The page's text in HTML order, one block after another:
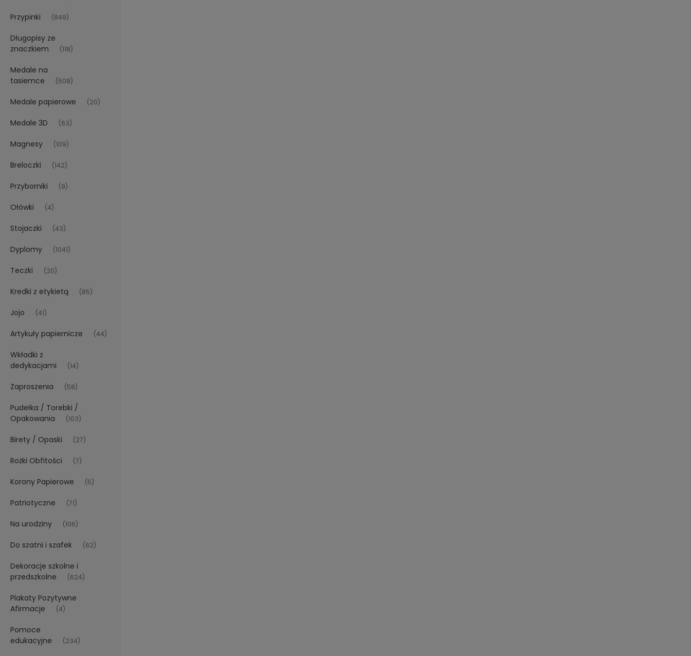
Przypinki (849)
Długopisy ze
znaczkiem
(118)
Medale na
tasiemce
(508)
Medale papierowe (20)
Medale 3D (63)
Magnesy (109)
Breloczki (142)
Przyborniki (9)
Ołówki (4)
Stojaczki (43)
Dyplomy (1041)
Teczki (20)
Kredki z etykietą (85)
Jojo (41)
Artykuły papiernicze (44)
Wkładki z
dedykacjami
(14)
Zaproszenia (58)
Pudełka / Torebki /
Opakowania
(103)
Birety / Opaski (27)
Rożki Obfitości (7)
Korony Papierowe (5)
Patriotyczne (71)
Na urodziny (106)
Do szatni i szafek (62)
Dekoracje szkolne i
przedszkolne
(624)
Plakaty Pozytywne
Afirmacje
(4)
Pomoce
edukacyjne
(234)